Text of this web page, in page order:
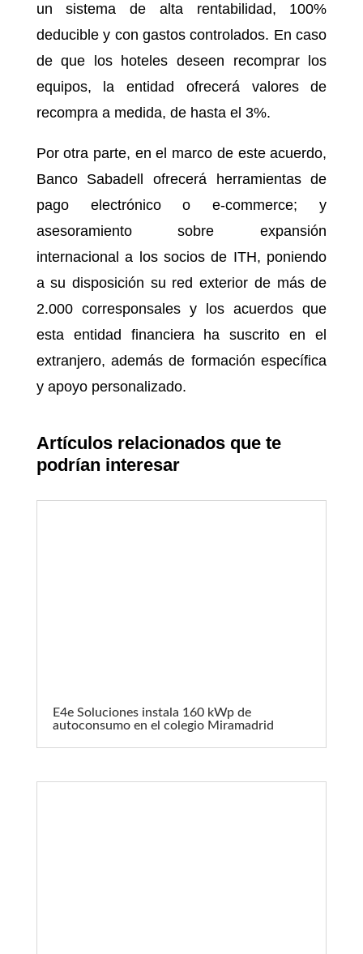
un sistema de alta rentabilidad, 100%
deducible y con gastos controlados. En caso
de que los hoteles deseen recomprar los
equipos, la entidad ofrecerá valores de
recompra a medida, de hasta el 3%.
Por otra parte, en el marco de este acuerdo,
Banco Sabadell ofrecerá herramientas de
pago electrónico o e-commerce; y
asesoramiento sobre expansión
internacional a los socios de ITH, poniendo
a su disposición su red exterior de más de
2.000 corresponsales y los acuerdos que
esta entidad financiera ha suscrito en el
extranjero, además de formación específica
y apoyo personalizado.
Artículos relacionados que te
podrían interesar
E4e Soluciones instala 160 kWp de
autoconsumo en el colegio Miramadrid